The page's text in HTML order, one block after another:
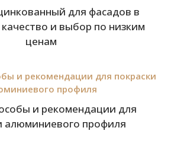
для фасадов в
и выбор по низким
ценам
и рекомендации для
алюминиевого профиля